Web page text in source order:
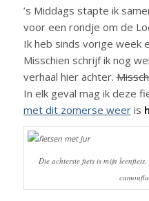
’s Middags stapte ik
voor een rondje om de
Ik heb sinds vorige week
Misschien schrijf ik nog
verhaal hier achter.
In elk geval mag ik deze
met dit zomerse weeris
Die achterste fiets is mijn